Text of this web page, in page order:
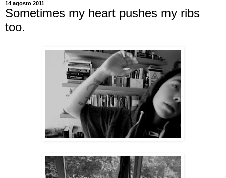
14 agosto 2011
Sometimes my heart pushes my ribs
too.